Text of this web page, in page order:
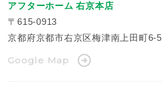
アフターホーム 右京本店
〒615-0913
京都府京都市右京区梅津南上田町6-5
Google Map